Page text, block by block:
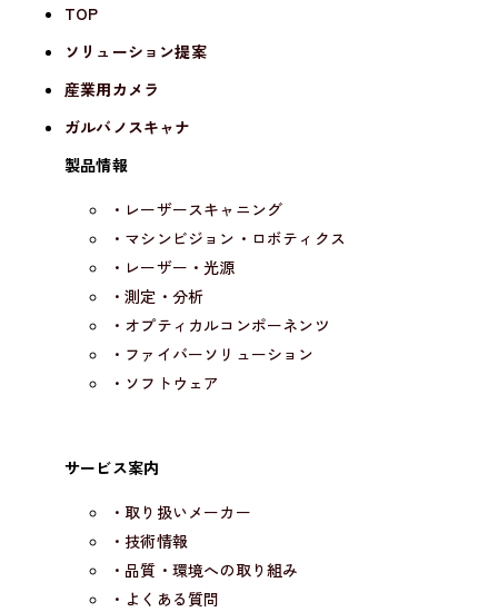
載されていない使用またはその他の行為（複
製、改変、解析、送信、譲渡、貸与、使用許
諾、輸出、および営業活動または営利を目的と
2. リンクについて
2-1
「ティー・イー・エムホームページ」にリンク
き、弊社の承諾を得てください。
2-2
「ティー・イー・エムホームページ」にリンク
される場合、下記のURLのページに画面全体が
ジャンプするリンクに限らせていただきます。
それ以外の形式のリンクを設定いただくことは
TOP
ソリューション提案
産業用カメラ
ガルバノスキャナ
製品情報
・レーザースキャニング
・マシンビジョン・ロボティクス
・レーザー・光源
・測定・分析
・オプティカルコンポーネンツ
・ファイバーソリューション
・ソフトウェア
サービス案内
・取り扱いメーカー
・技術情報
・品質・環境への取り組み
・よくある質問